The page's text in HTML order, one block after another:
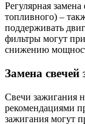
Регулярная
топливного) –
поддерживать
фильтры могут
снижению
Замена свечей
Свечи зажигания
рекомендациями
зажигания могут